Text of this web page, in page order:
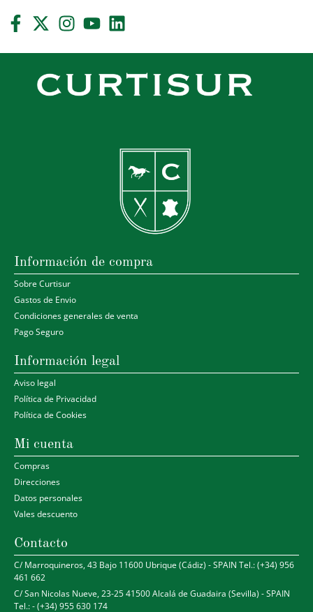
Información de compra
Sobre Curtisur
Gastos de Envio
Condiciones generales de venta
Pago Seguro
Información legal
Aviso legal
Política de Privacidad
Política de Cookies
Mi cuenta
Compras
Direcciones
Datos personales
Vales descuento
Contacto
C/ Marroquineros, 43 Bajo 11600 Ubrique (Cádiz) - SPAIN Tel.: (+34) 956
461 662
C/ San Nicolas Nueve, 23-25 41500 Alcalá de Guadaira (Sevilla) - SPAIN
Tel.: - (+34) 955 630 174